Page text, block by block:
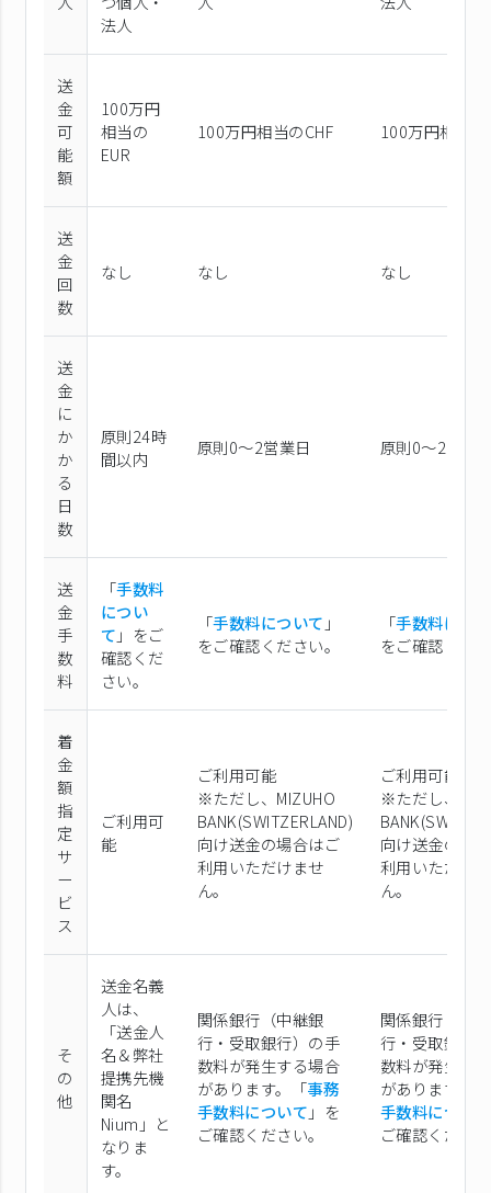
法人
送
金
可
能
額
100万円
相当の
EUR
100万円相当のCHF 100万円相当の
送
金
回
数
なし なし なし
送
金
に
か
か
る
日
数
原則24時
間以内
原則0〜2営業日 原則0〜2営業
送
金
手
数
料
「手数料
につい
て 」をご
確認くだ
さい。
「手数料について 」
をご確認ください。
「手数料につ
をご確認くだ
着
金
額
指
定
サ
ー
ビ
ス
ご利用可
能
ご利用可能
※ただし、MIZUHO
BANK(SWITZERLAND)
向け送金の場合はご
利用いただけませ
ん。
ご利用可能
※ただし、
向け送金の場
利用いただけ
ん。
そ
の
他
送金名義
人は、
「送金人
名＆弊社
提携先機
関名
Nium」と
なりま
す。
関係銀行（中継銀
行・受取銀行）の手
数料が発生する場合
があります。「事務
手数料について 」を
ご確認ください。
関係銀行（中
行・受取銀行
数料が発生す
があります。「
手数料について
ご確認くださ